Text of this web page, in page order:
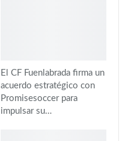
El CF Fuenlabrada firma un
acuerdo estratégico con
Promisesoccer para
impulsar su…